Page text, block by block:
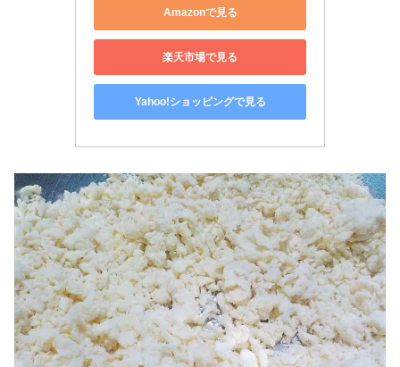
Amazonで見る
楽天市場で見る
Yahoo!ショッピングで見る